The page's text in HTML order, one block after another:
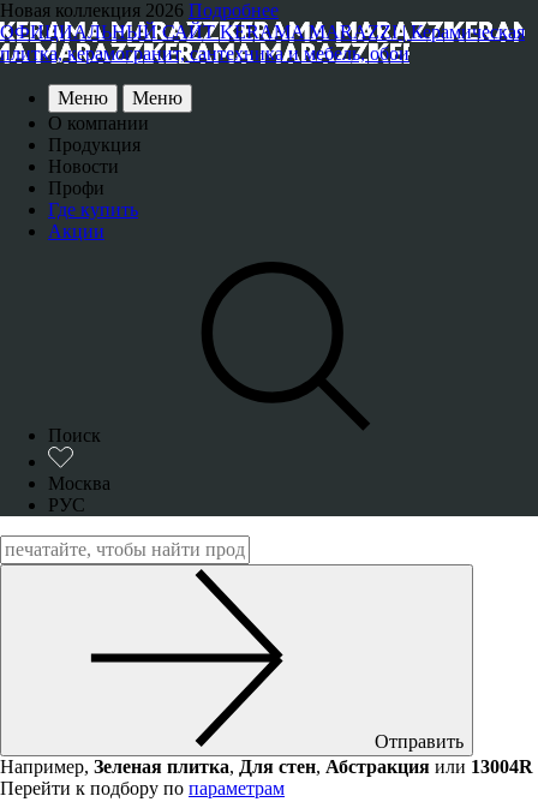
Новая коллекция 2026 Подробнее
ОФИЦИАЛЬНЫЙ САЙТ KERAMA MARAZZI | Керамическая
плитка, керамогранит, сантехника и мебель, обои
Меню
Меню
О компании
Продукция
Новости
Профи
Где купить
Акции
Поиск
Москва
РУС
Отправить
Например, Зеленая плитка, Для стен, Абстракция или 13004R
Перейти к подбору по параметрам